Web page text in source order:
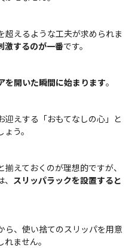
超えるような工夫が求められま
激するのが一番です。
を開いた瞬間に始まります。
迎えする「おもてなしの心」と
ょう。
えておくのが理想的ですが、
スリッパラックを設置すると
ら、使い捨てのスリッパを用意
ません。